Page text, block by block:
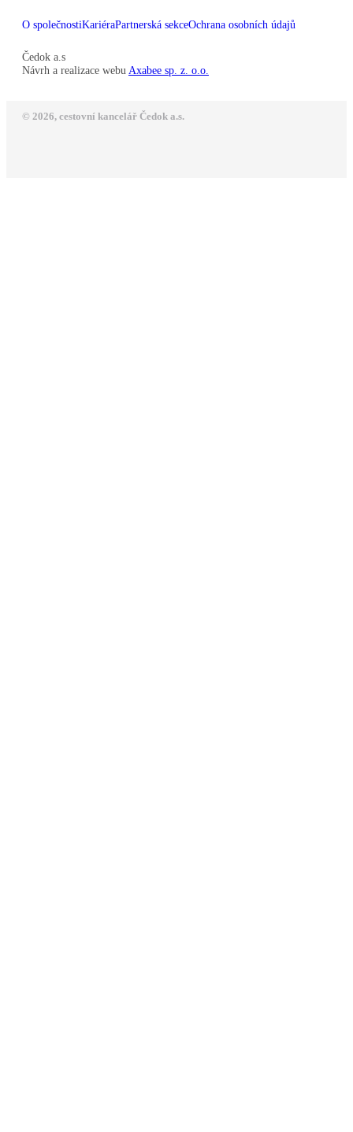
O společnostiKariéraPartnerská sekceOchrana osobních údajů
Čedok a.s
Návrh a realizace webu Axabee sp. z. o.o.
© 2026, cestovní kancelář Čedok a.s.